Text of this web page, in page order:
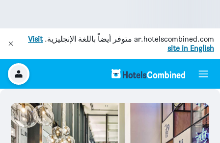
ar.hotelscombined.com متوفر أيضاً باللغة الإنجليزية.Visit
site in English